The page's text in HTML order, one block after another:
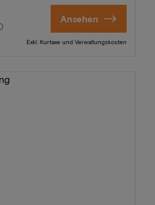
Ansehen
Exkl. Kurtaxe und Verwaltungskosten